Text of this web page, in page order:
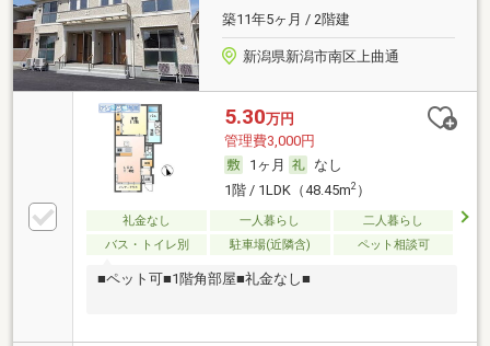
築11年5ヶ月 / 2階建
新潟県新潟市南区上曲通
5.30万円
管理費3,000円
1ヶ月
なし
1階 / 1LDK（48.45m2）
礼金なし 一人暮らし
二人暮らし
バス・トイレ別
駐車場(近隣含) ペット相談可
■ペット可■1階角部屋■礼金なし■